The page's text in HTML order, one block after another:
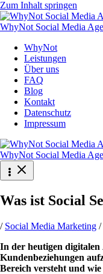
Zum Inhalt springen
WhyNot Social Media
WhyNot
Leistungen
Über uns
FAQ
Blog
Kontakt
Datenschutz
Impressum
WhyNot Social Media
Was ist Social
/ Social Media Marketing /
In der heutigen digitalen
Kundenbeziehungen
Bereich versteht und